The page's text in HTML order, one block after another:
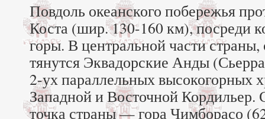
Повдоль океанского побережья
Коста (шир. 130-160 км), посреди
горы. В центральной части страны,
тянутся Эквадорские Анды
2-ух параллельных высокогорных
Западной и Восточной Кордильер.
точка страны — гора Чимборасо